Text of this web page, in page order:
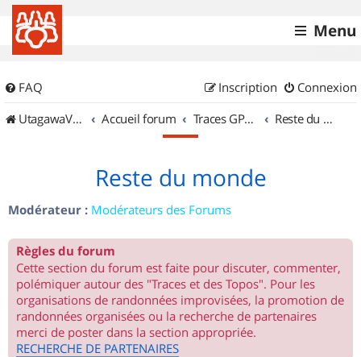
Menu
FAQ Connexion
Inscription
UtagawaVTT (Randos VTT et VTTAE avec traces GPS)
Accueil forum Traces GPS de randos VTT Reste du monde
Reste du monde
Modérateur : Modérateurs des Forums
Règles du forum
Cette section du forum est faite pour discuter, commenter,
polémiquer autour des "Traces et des Topos". Pour les
organisations de randonnées improvisées, la promotion de
randonnées organisées ou la recherche de partenaires
merci de poster dans la section appropriée.
RECHERCHE DE PARTENAIRES